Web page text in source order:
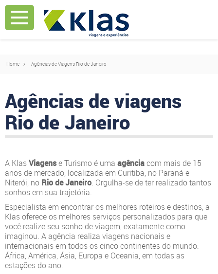
Mostrar Aviso
Home Agências de Viagens Rio de Janeiro
Agências de viagens
Rio de Janeiro
A KlasViagense Turismo é uma agênciacom mais de 15
anos de mercado, localizada em Curitiba, no Paraná e
Niterói, no Rio de Janeiro. Orgulha-se de ter realizado tantos
sonhos em sua trajetória.
Especialista em encontrar os melhores roteiros e destinos, a
Klas oferece os melhores serviços personalizados para que
você realize seu sonho de viagem, exatamente como
imaginou. A agência realiza viagens nacionais e
internacionais em todos os cinco continentes do mundo:
África, América, Ásia, Europa e Oceania, em todas as
estações do ano.